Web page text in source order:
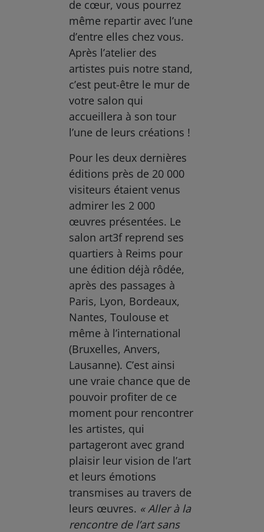
de cœur, vous pourrez
même repartir avec l’une
d’entre elles chez vous.
Après l’atelier des
artistes puis notre stand,
c’est peut-être le mur de
votre salon qui
accueillera à son tour
l’une de leurs créations !
Pour les deux dernières
éditions près de 20 000
visiteurs étaient venus
admirer les 2 000
œuvres présentées. Le
salon art3f reprend ses
quartiers à Reims pour
une édition déjà rôdée,
après des passages à
Paris, Lyon, Bordeaux,
Nantes, Toulouse et
même à l’international
(Bruxelles, Anvers,
Lausanne). C’est ainsi
une vraie chance que de
pouvoir profiter de ce
moment pour rencontrer
les artistes, qui
partageront avec grand
plaisir leur vision de l’art
et leurs émotions
transmises au travers de
leurs œuvres. « Aller à la
rencontre de l’art sans